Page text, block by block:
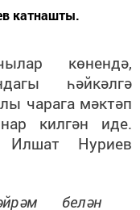
катнашты.
көнендә,
һәйкәлгә
чарага мәктәп
килгән иде.
Нуриев
белән